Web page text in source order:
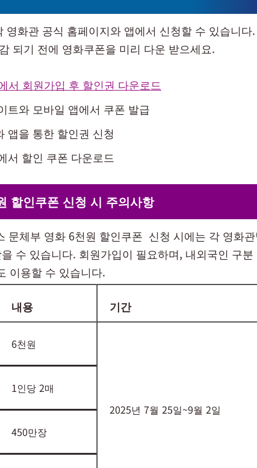
영화관 공식 홈페이지와 앱에서 신청할 수 있습니다.
되기 전에 영화쿠폰을 미리 다운 받으세요.
서 회원가입 후 할인권 다운로드
트와 모바일 앱에서 쿠폰 발급
앱을 통한 할인권 신청
서 할인 쿠폰 다운로드
할인쿠폰 신청 시 주의사항
문체부 영화 6천원 할인쿠폰 신청 시에는 각 영화
수 있습니다. 회원가입이 필요하며, 내외국인 구분
이용할 수 있습니다.
내용 기간
6천원
2025년 7월 25일~9월 2일
1인당 2매
450만장